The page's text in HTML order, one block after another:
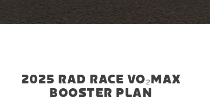
2025 RAD RACE VO₂MAX
BOOSTER PLAN